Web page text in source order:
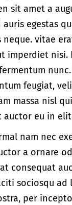
sit amet a
egestas
neque. vitae
imperdiet nisi.
feugiat,
massa nisl
auctor eu in
nam nec
a ornare
consequat
sociosqu
per